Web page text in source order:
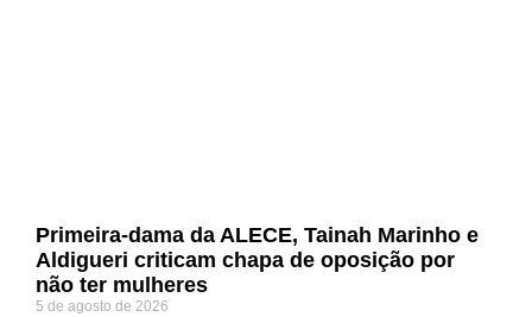
Primeira-dama da ALECE, Tainah Marinho e
Aldigueri criticam chapa de oposição por
não ter mulheres
5 de agosto de 2026